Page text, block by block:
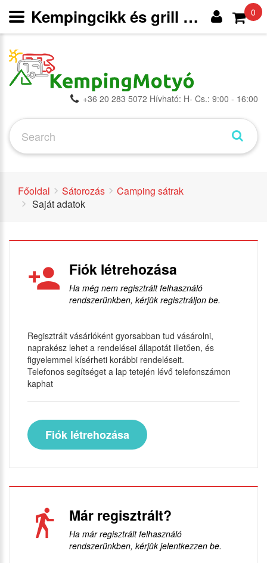
+36 20 283 5072 Hívható: H- Cs.: 9:00 - 16:00
0
Főoldal Sátorozás
Camping sátrak
Saját adatok
Fiók létrehozása
Ha még nem regisztrált felhasználó
rendszerünkben, kérjük regisztráljon be.
Regisztrált vásárlóként gyorsabban tud vásárolni,
naprakész lehet a rendelései állapotát illetően, és
figyelemmel kísérheti korábbi rendeléseit.
Telefonos segítséget a lap tetején lévő telefonszámon
kaphat
Fiók létrehozása
Már regisztrált?
Ha már regisztrált felhasználó
rendszerünkben, kérjük jelentkezzen be.
Kempingcikk és grill webáruház